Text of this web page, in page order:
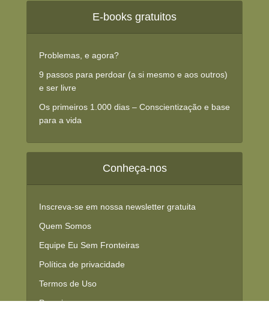
E-books gratuitos
Problemas, e agora?
9 passos para perdoar (a si mesmo e aos outros)
e ser livre
Os primeiros 1.000 dias – Conscientização e base
para a vida
Conheça-nos
Inscreva-se em nossa newsletter gratuita
Quem Somos
Equipe Eu Sem Fronteiras
Política de privacidade
Termos de Uso
Parceiros